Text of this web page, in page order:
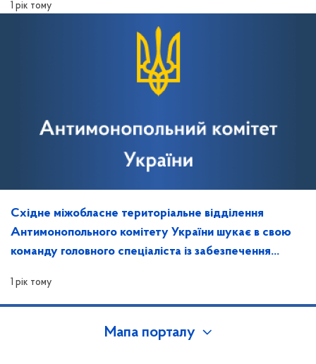
1 рік тому
Східне міжобласне територіальне відділення
Антимонопольного комітету України шукає в свою
команду головного спеціаліста із забезпечення
1 рік тому
Мапа порталу